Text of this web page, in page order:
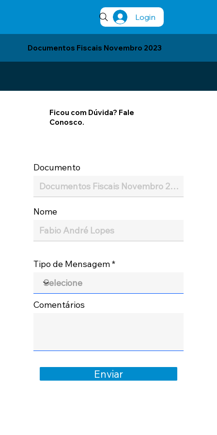
Login
Documentos Fiscais Novembro 2023
Ficou com Dúvida? Fale
Conosco.
Documento
Nome
Tipo de Mensagem
Comentários
Enviar